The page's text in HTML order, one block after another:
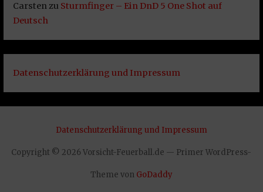
Carstenzu Sturmfinger – Ein DnD 5 One Shot auf
Deutsch
Datenschutzerklärung und Impressum
Datenschutzerklärung und Impressum
Copyright © 2026 Vorsicht-Feuerball.de — Primer WordPress-
Theme von GoDaddy